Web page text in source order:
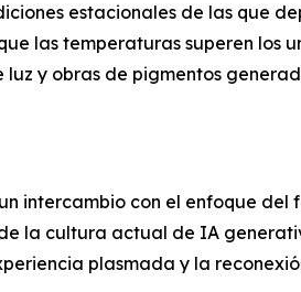
estacionales de las que
las temperaturas superen los
y obras de pigmentos
intercambio con el enfoque del
la cultura actual de IA
plasmada y la